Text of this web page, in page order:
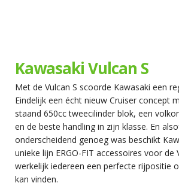
Kawasaki Vulcan S
Met de Vulcan S scoorde Kawasaki een
Eindelijk een écht nieuw Cruiser concept
staand 650cc tweecilinder blok, een
en de beste handling in zijn klasse. En
onderscheidend genoeg was beschikt
unieke lijn ERGO-FIT accessoires voor de
werkelijk iedereen een perfecte rijpositie
kan vinden.